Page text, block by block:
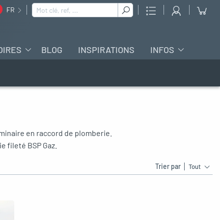
FR Rechercher :
BLOG INSPIRATIONS INFOS
en raccord de plomberie.
fileté BSP Gaz.
Trier par Tout